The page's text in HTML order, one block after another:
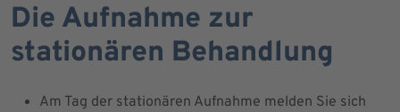
Die Aufnahme zur
stationären Behandlung
Am Tag der stationären Aufnahme melden Sie sich